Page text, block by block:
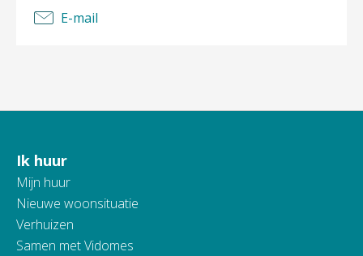
E-mail
Contactinformatie
Ik huur
Mijn huur
Nieuwe woonsituatie
Verhuizen
Samen met Vidomes